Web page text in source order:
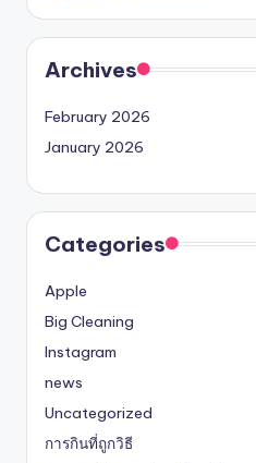
Archives
February 2026
January 2026
Categories
Apple
Big Cleaning
Instagram
news
Uncategorized
การกินที่ถูกวิธี